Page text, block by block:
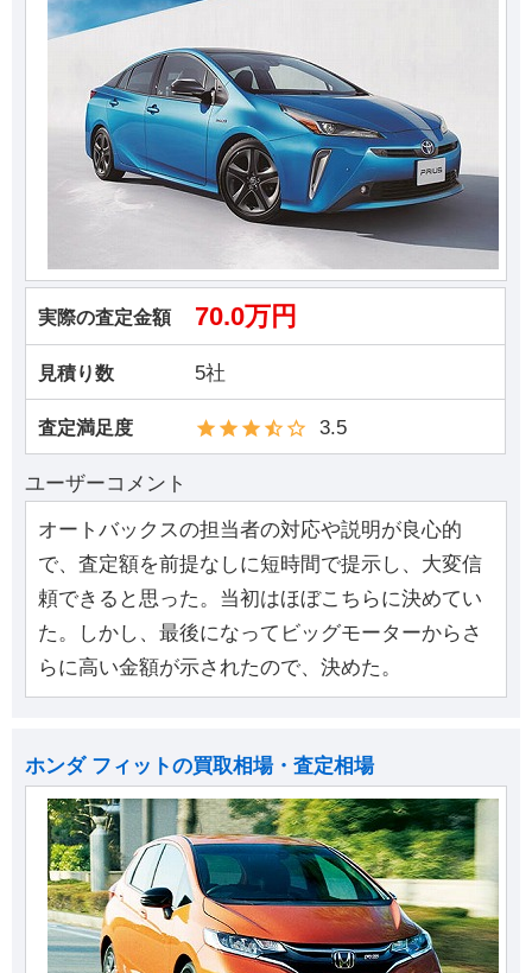
実際の査定金額 70.0万円
見積り数 5社
査定満足度 3.5
ユーザーコメント
オートバックスの担当者の対応や説明が良心的
で、査定額を前提なしに短時間で提示し、大変信
頼できると思った。当初はほぼこちらに決めてい
た。しかし、最後になってビッグモーターからさ
らに高い金額が示されたので、決めた。
ホンダ フィットの買取相場・査定相場